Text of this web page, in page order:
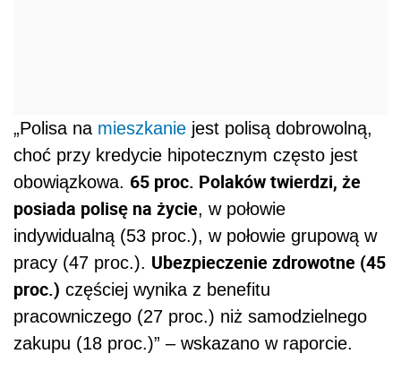
„Polisa na mieszkanie jest polisą dobrowolną,
choć przy kredycie hipotecznym często jest
obowiązkowa. 65 proc. Polaków twierdzi, że
posiada polisę na życie, w połowie
indywidualną (53 proc.), w połowie grupową w
pracy (47 proc.). Ubezpieczenie zdrowotne (45
proc.) częściej wynika z benefitu
pracowniczego (27 proc.) niż samodzielnego
zakupu (18 proc.)” – wskazano w raporcie.